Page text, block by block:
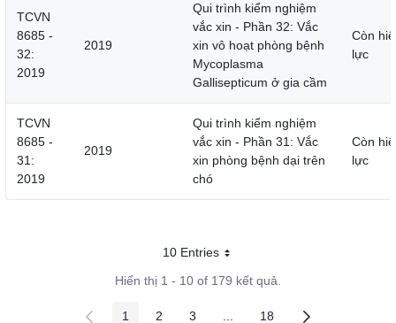
TCVN
8685 -
32:
2019
2019
Qui trình kiểm nghiệm
vắc xin - Phần 32: Vắc
xin vô hoạt phòng bệnh
Mycoplasma
Gallisepticum ở gia cầm
Còn
lực
TCVN
8685 -
31:
2019
2019
Qui trình kiểm nghiệm
vắc xin - Phần 31: Vắc
xin phòng bệnh dại trên
chó
Còn
lực
10 EntriesMỗi trang
Hiển thị 1 - 10 of 179 kết quả.
1 2 3 18